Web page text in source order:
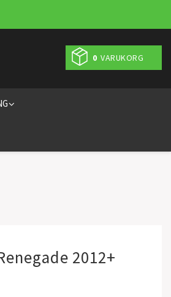
0 VARUKORG
2012+